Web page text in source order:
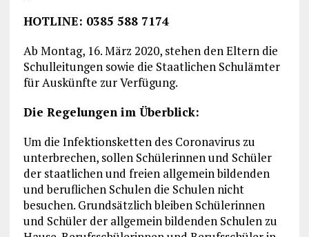
HOTLINE: 0385 588 7174
Ab Montag, 16. März 2020, stehen den Eltern die
Schulleitungen sowie die Staatlichen Schulämter
für Auskünfte zur Verfügung.
Die Regelungen im Überblick:
Um die Infektionsketten des Coronavirus zu
unterbrechen, sollen Schülerinnen und Schüler
der staatlichen und freien allgemein bildenden
und beruflichen Schulen die Schulen nicht
besuchen. Grundsätzlich bleiben Schülerinnen
und Schüler der allgemein bildenden Schulen zu